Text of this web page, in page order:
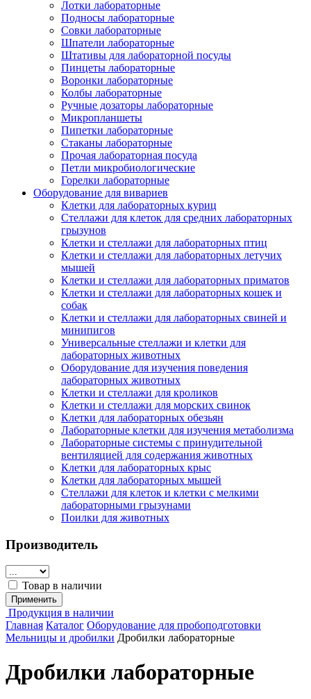
Лотки лабораторные
Подносы лабораторные
Совки лабораторные
Шпатели лабораторные
Штативы для лабораторной посуды
Пинцеты лабораторные
Воронки лабораторные
Колбы лабораторные
Ручные дозаторы лабораторные
Микропланшеты
Пипетки лабораторные
Стаканы лабораторные
Прочая лабораторная посуда
Петли микробиологические
Горелки лабораторные
Оборудование для вивариев
Клетки для лабораторных куриц
Стеллажи для клеток для средних лабораторных
грызунов
Клетки и стеллажи для лабораторных птиц
Клетки и стеллажи для лабораторных летучих
мышей
Клетки и стеллажи для лабораторных приматов
Клетки и стеллажи для лабораторных кошек и
собак
Клетки и стеллажи для лабораторных свиней и
минипигов
Универсальные стеллажи и клетки для
лабораторных животных
Оборудование для изучения поведения
лабораторных животных
Клетки и стеллажи для кроликов
Клетки и стеллажи для морских свинок
Клетки для лабораторных обезьян
Лабораторные клетки для изучения метаболизма
Лабораторные системы с принудительной
вентиляцией для содержания животных
Клетки для лабораторных крыс
Клетки для лабораторных мышей
Стеллажи для клеток и клетки с мелкими
лабораторными грызунами
Поилки для животных
Производитель
Товар в наличии
Применить
Продукция в наличии
Главная Каталог Оборудование для пробоподготовки
Мельницы и дробилки Дробилки лабораторные
Дробилки лабораторные